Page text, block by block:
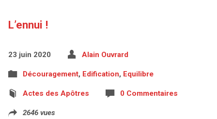
L’ennui !
23 juin 2020 Alain Ouvrard
Découragement, Edification, Equilibre
Actes des Apôtres 0 Commentaires
2646 vues